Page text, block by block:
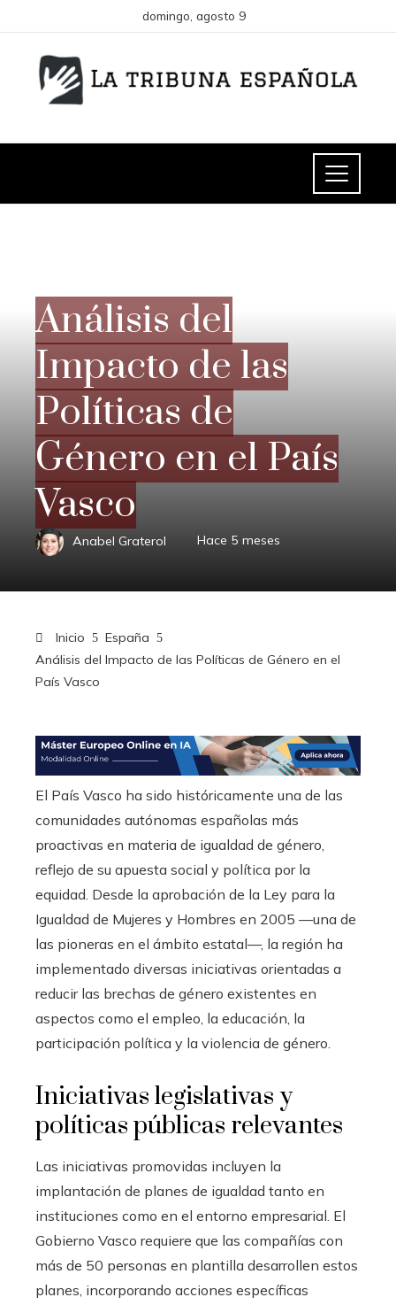
domingo, agosto 9
Análisis del
Impacto de las
Políticas de
Género en el País
Vasco
Anabel Graterol Hace 5 meses
Inicio
España
Análisis del Impacto de las Políticas de Género en el
País Vasco
El País Vasco ha sido históricamente una de las
comunidades autónomas españolas más
proactivas en materia de igualdad de género,
reflejo de su apuesta social y política por la
equidad. Desde la aprobación de la Ley para la
Igualdad de Mujeres y Hombres en 2005 —una de
las pioneras en el ámbito estatal—, la región ha
implementado diversas iniciativas orientadas a
reducir las brechas de género existentes en
aspectos como el empleo, la educación, la
participación política y la violencia de género.
Iniciativas legislativas y
políticas públicas relevantes
Las iniciativas promovidas incluyen la
implantación de planes de igualdad tanto en
instituciones como en el entorno empresarial. El
Gobierno Vasco requiere que las compañías con
más de 50 personas en plantilla desarrollen estos
planes, incorporando acciones específicas